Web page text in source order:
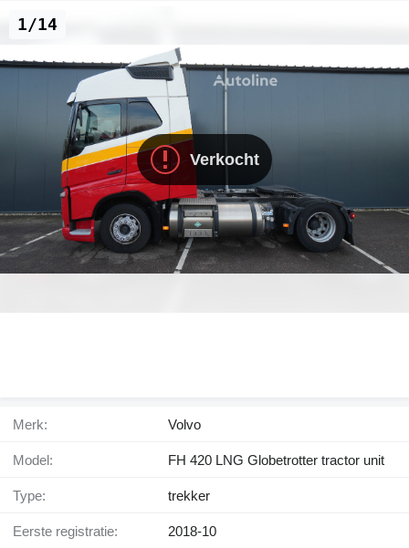
Verkocht
1/14
Merk: Volvo
Model: FH 420 LNG Globetrotter tractor unit
Type: trekker
Eerste registratie: 2018-10